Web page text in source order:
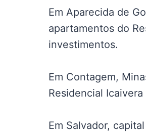
Em Aparecida de
apartamentos do
investimentos.
Em Contagem,
Residencial
Em Salvador,